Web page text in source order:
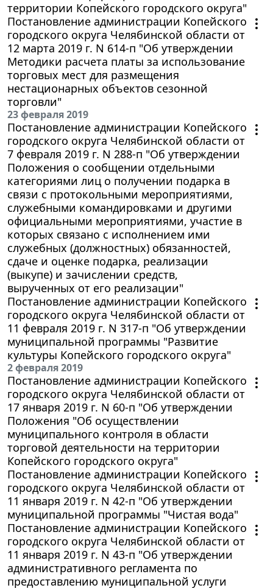
территории Копейского городского округа"
Постановление администрации Копейского
городского округа Челябинской области от
12 марта 2019 г. N 614-п "Об утверждении
Методики расчета платы за использование
торговых мест для размещения
нестационарных объектов сезонной
торговли"
23 февраля 2019
Постановление администрации Копейского
городского округа Челябинской области от
7 февраля 2019 г. N 288-п "Об утверждении
Положения о сообщении отдельными
категориями лиц о получении подарка в
связи с протокольными мероприятиями,
служебными командировками и другими
официальными мероприятиями, участие в
которых связано с исполнением ими
служебных (должностных) обязанностей,
сдаче и оценке подарка, реализации
(выкупе) и зачислении средств,
вырученных от его реализации"
Постановление администрации Копейского
городского округа Челябинской области от
11 февраля 2019 г. N 317-п "Об утверждении
муниципальной программы "Развитие
культуры Копейского городского округа"
2 февраля 2019
Постановление администрации Копейского
городского округа Челябинской области от
17 января 2019 г. N 60-п "Об утверждении
Положения "Об осуществлении
муниципального контроля в области
торговой деятельности на территории
Копейского городского округа"
Постановление администрации Копейского
городского округа Челябинской области от
11 января 2019 г. N 42-п "Об утверждении
муниципальной программы "Чистая вода"
Постановление администрации Копейского
городского округа Челябинской области от
11 января 2019 г. N 43-п "Об утверждении
административного регламента по
предоставлению муниципальной услуги